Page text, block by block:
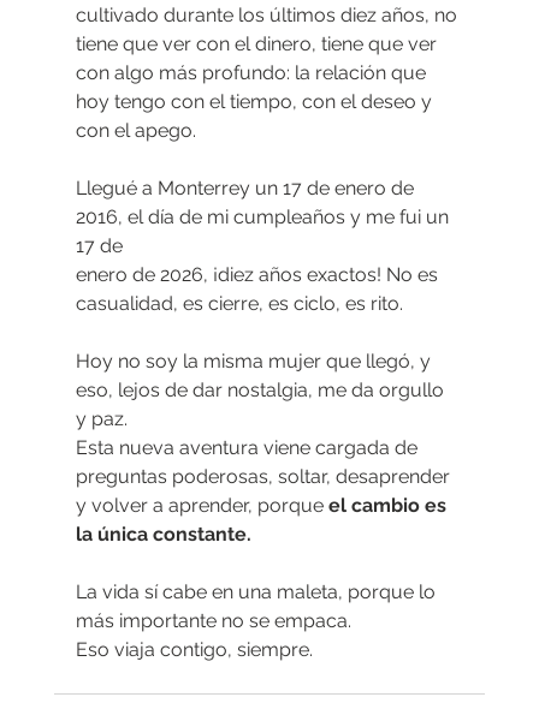
cultivado durante los últimos diez años, no
tiene que ver con el dinero, tiene que ver
con algo más profundo: la relación que
hoy tengo con el tiempo, con el deseo y
con el apego.
Llegué a Monterrey un 17 de enero de
2016, el día de mi cumpleaños y me fui un
17 de
enero de 2026, ¡diez años exactos! No es
casualidad, es cierre, es ciclo, es rito.
Hoy no soy la misma mujer que llegó, y
eso, lejos de dar nostalgia, me da orgullo
y paz.
Esta nueva aventura viene cargada de
preguntas poderosas, soltar, desaprender
y volver a aprender, porque el cambio es
la única constante.
La vida sí cabe en una maleta, porque lo
más importante no se empaca.
Eso viaja contigo, siempre.